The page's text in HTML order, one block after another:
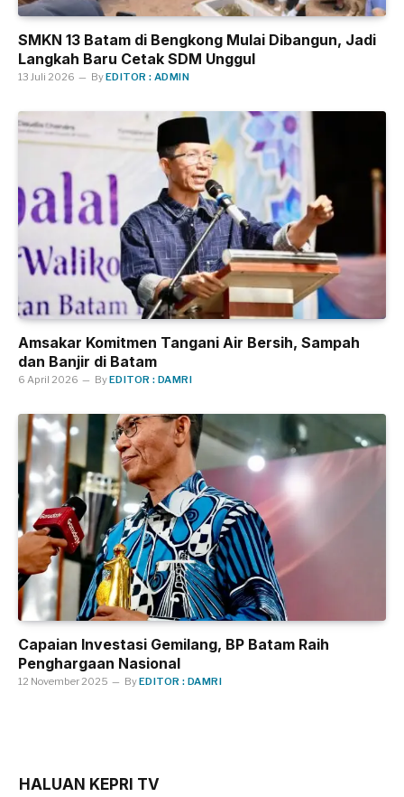
SMKN 13 Batam di Bengkong Mulai Dibangun, Jadi
Langkah Baru Cetak SDM Unggul
13 Juli 2026 ByEDITOR : ADMIN
Amsakar Komitmen Tangani Air Bersih, Sampah
dan Banjir di Batam
6 April 2026 ByEDITOR : DAMRI
Capaian Investasi Gemilang, BP Batam Raih
Penghargaan Nasional
12 November 2025 ByEDITOR : DAMRI
HALUAN KEPRI TV